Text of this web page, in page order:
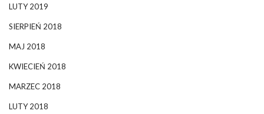
LUTY 2019
SIERPIEŃ 2018
MAJ 2018
KWIECIEŃ 2018
MARZEC 2018
LUTY 2018